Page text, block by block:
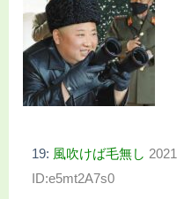
19: 風吹けば毛無し
ID:e5mt2A7s0